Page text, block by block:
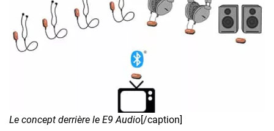
Le concept derrière le E9 Audio[/caption]